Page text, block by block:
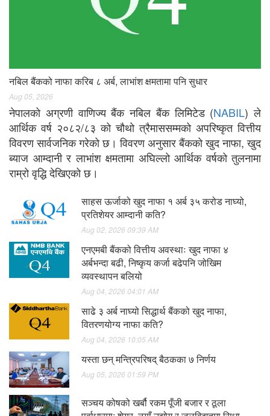
नबिल बैंकको नाफा करिब ८ अर्ब, लाभांश क्षमतामा पनि सुधार
Aug 05, 2026
नेपालको अग्रणी वाणिज्य बैंक नबिल बैंक लिमिटेड (NABIL) ले
आर्थिक वर्ष २०८२/८३ को चौथो त्रैमाससम्मको अपरिष्कृत वित्तीय
विवरण सार्वजनिक गरेको छ। विवरण अनुसार बैंकको खुद नाफा, खुद
ब्याज आम्दानी र लाभांश क्षमतामा अघिल्लो आर्थिक वर्षको तुलनामा
राम्रो वृद्धि देखिएको छ।
साहस ऊर्जाको खुद नाफा १ अर्ब ३५ करोड नाघ्यो,
प्रतिशेयर आम्दानी कति?
Aug 02, 2026 09:39 AM
एनएमबी बैंकको वित्तीय अवस्थाः खुद नाफा ४
अर्बभन्दा बढी, निष्कृय कर्जा बढेपनि जोखिम
व्यवस्थापन बलियो
Aug 04, 2026 04:01 AM
साढे ३ अर्ब नाघ्यो सिद्धार्थ बैंकको खुद नाफा,
वितरणयोग्य नाफा कति?
Aug 04, 2026 10:05 AM
यस्ता छन् मन्त्रिपरिषद् बैठकका ७ निर्णय
Aug 05, 2026 01:59 PM
सञ्चय कोषको खर्बौ रकम पूँजी बजार र ठूला